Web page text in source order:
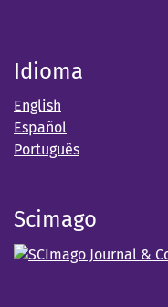
Idioma
English
Español
Português
Scimago